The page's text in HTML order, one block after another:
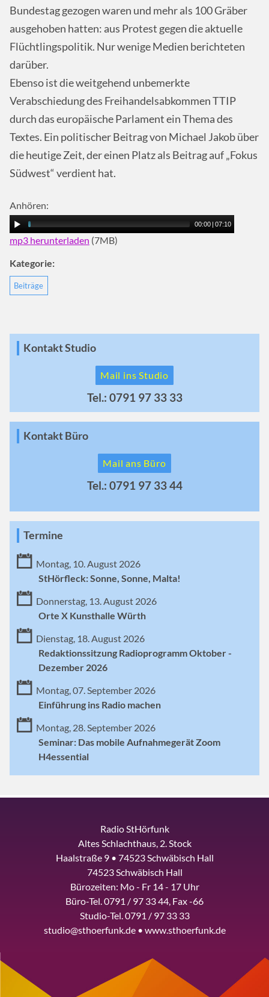
Bundestag gezogen waren und mehr als 100 Gräber
ausgehoben hatten: aus Protest gegen die aktuelle
Flüchtlingspolitik. Nur wenige Medien berichteten
darüber.
Ebenso ist die weitgehend unbemerkte
Verabschiedung des FreihandelsabkommenTTIP
durch das europäische Parlament ein Thema des
Textes. Ein politischer Beitrag von Michael Jakob über
die heutige Zeit, der einen Platz als Beitrag auf „Fokus
Südwest“ verdient hat.
Anhören:
00:00 | 07:10
mp3 herunterladen (7MB)
Kategorie:
Beiträge
Kontakt Studio
Mail ins Studio
Tel.: 0791 97 33 33
Kontakt Büro
Mail ans Büro
Tel.: 0791 97 33 44
Termine
Montag, 10. August 2026
StHörfleck: Sonne, Sonne, Malta!
Donnerstag, 13. August 2026
Orte X Kunsthalle Würth
Dienstag, 18. August 2026
Redaktionssitzung Radioprogramm Oktober -
Dezember 2026
Montag, 07. September 2026
Einführung ins Radio machen
Montag, 28. September 2026
Seminar: Das mobile Aufnahmegerät Zoom
H4essential
Radio StHörfunk
Altes Schlachthaus, 2. Stock
Haalstraße 9 • 74523 Schwäbisch Hall
74523 Schwäbisch Hall
Bürozeiten: Mo - Fr 14 - 17 Uhr
Büro-Tel. 0791 / 97 33 44, Fax -66
Studio-Tel. 0791 / 97 33 33
studio@sthoerfunk.de • www.sthoerfunk.de